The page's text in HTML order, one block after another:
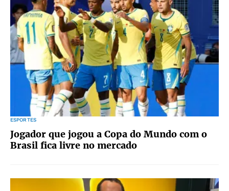
ESPORTES
Jogador que jogou a Copa do Mundo com o
Brasil fica livre no mercado